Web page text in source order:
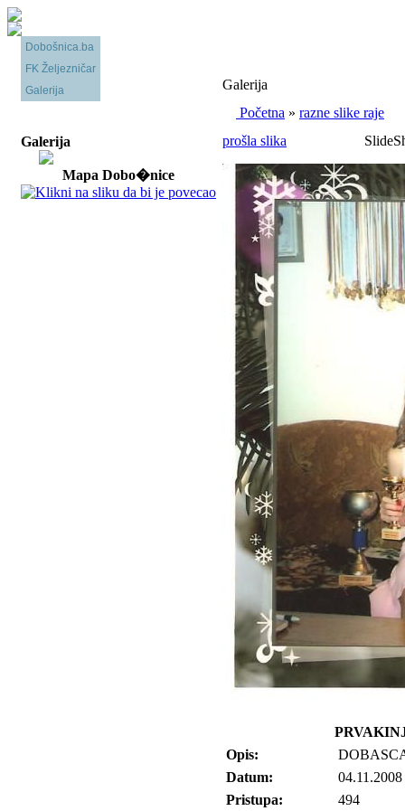
Dobošnica.ba
FK Željezničar
Galerija
Galerija
Mapa Dobo�nice
Galerija
Početna » razne slike raje
prošla slika
Opis:
Datum:
Pristupa:
494